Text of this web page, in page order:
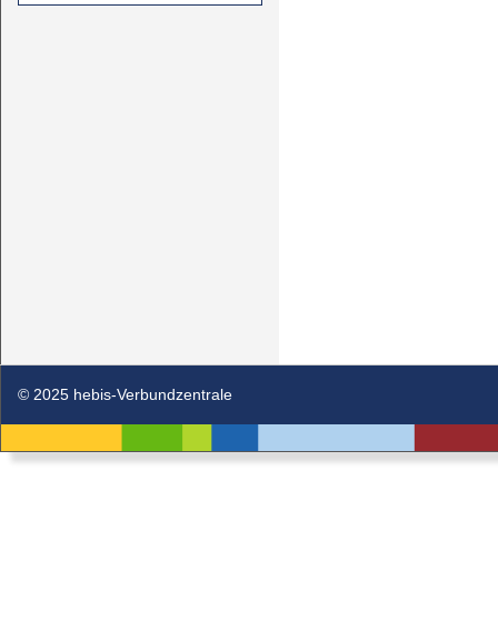
© 2025 hebis-Verbundzentrale